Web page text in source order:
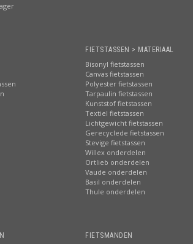
FIETSTASSEN > MATERIAAL
Bisonyl fietstassen
Canvas fietstassen
Polyester fietstassen
Tarpaulin fietstassen
Kunststof fietstassen
Textiel fietstassen
Lichtgewicht fietstassen
Gerecyclede fietstassen
Stevige fietstassen
Willex onderdelen
Ortlieb onderdelen
Vaude onderdelen
Basil onderdelen
Thule onderdelen
FIETSMANDEN